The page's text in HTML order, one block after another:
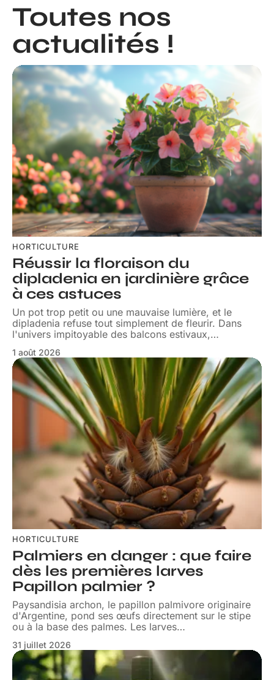
Toutes nos
actualités !
HORTICULTURE
Réussir la floraison du
dipladenia en jardinière grâce
à ces astuces
Un pot trop petit ou une mauvaise lumière, et le
dipladenia refuse tout simplement de fleurir. Dans
l'univers impitoyable des balcons estivaux,…
1 août 2026
HORTICULTURE
Palmiers en danger : que faire
dès les premières larves
Papillon palmier ?
Paysandisia archon, le papillon palmivore originaire
d'Argentine, pond ses œufs directement sur le stipe
ou à la base des palmes. Les larves…
31 juillet 2026